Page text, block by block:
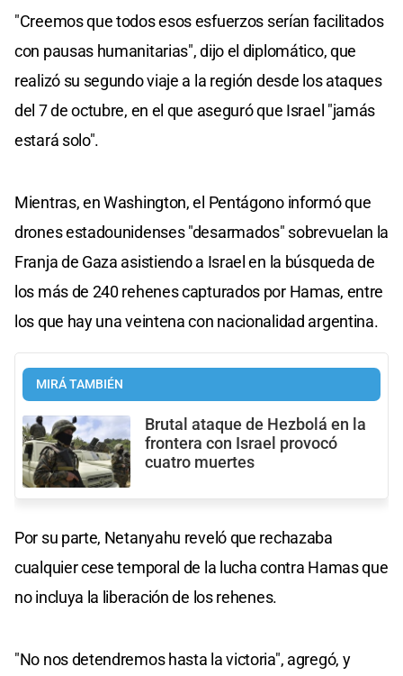
"Creemos que todos esos esfuerzos serían facilitados
con pausas humanitarias", dijo el diplomático, que
realizó su segundo viaje a la región desde los ataques
del 7 de octubre, en el que aseguró que Israel "jamás
estará solo".
Mientras, en Washington, el Pentágono informó que
drones estadounidenses "desarmados" sobrevuelan la
Franja de Gaza asistiendo a Israel en la búsqueda de
los más de 240 rehenes capturados por Hamas, entre
los que hay una veintena con nacionalidad argentina.
MIRÁ TAMBIÉN
Brutal ataque de Hezbolá en la
frontera con Israel provocó
cuatro muertes
Por su parte, Netanyahu reveló que rechazaba
cualquier cese temporal de la lucha contra Hamas que
no incluya la liberación de los rehenes.
"No nos detendremos hasta la victoria", agregó, y